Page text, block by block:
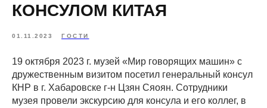
КОНСУЛОМ КИТАЯ
01.11.2023 ГОСТИ
19 октября 2023 г. музей «Мир говорящих машин» с
дружественным визитом посетил генеральный консул
КНР в г. Хабаровске г-н Цзян Сяоян. Сотрудники
музея провели экскурсию для консула и его коллег, в